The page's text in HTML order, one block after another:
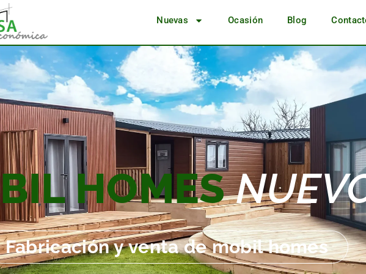
Nuevas Ocasión Blog
HOMES
Fabricación y venta de mobil homes